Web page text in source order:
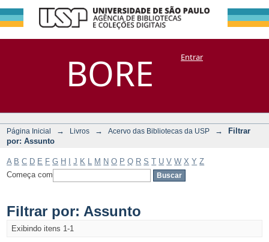
BORE
Filtrar por:
Assunto
DSpace/Manakin + CoriscoEntrar
Página Inicial → Livros → Acervo das Bibliotecas da USP →
Filtrar
por: Assunto
A B C D E F G H J K M N O P Q R S T U V W X Y Z
Começa com
Filtrar por: Assunto
Exibindo itens 1-1